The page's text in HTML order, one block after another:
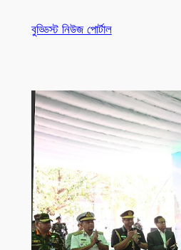
বুড্ডিস্ট নিউজ পোর্টাল